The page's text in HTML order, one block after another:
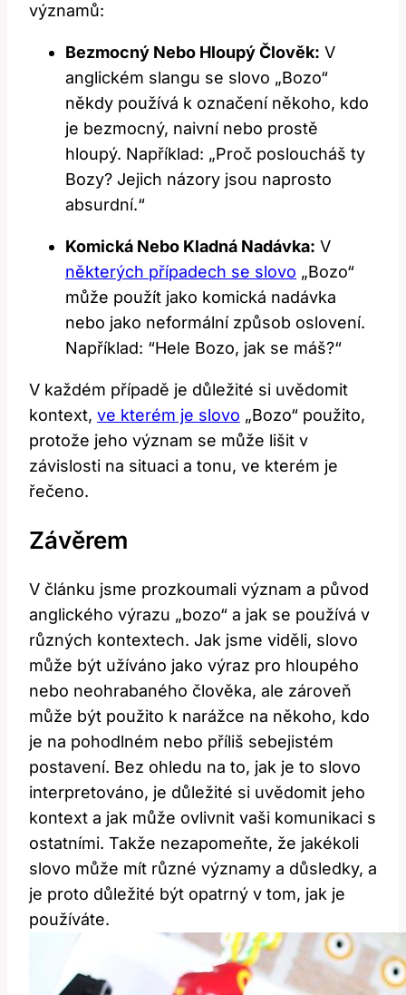
významů:
Bezmocný Nebo Hloupý ‍Člověk: V
⁤anglickém slangu se⁣ slovo⁢ „Bozo“⁣
někdy používá k označení někoho, kdo⁤
je bezmocný, naivní⁣ nebo prostě
hloupý. Například: „Proč posloucháš ty
Bozy? Jejich názory⁤ jsou naprosto
absurdní.“
Komická Nebo Kladná Nadávka: V‍
některých případech se slovo „Bozo“
může použít ‍jako komická nadávka
nebo jako neformální způsob oslovení.
‍Například: ⁣“Hele Bozo, jak ⁣se máš?“
V každém případě je důležité si uvědomit
kontext, ve kterém je slovo „Bozo“ použito,
protože jeho význam ‌se může lišit v
závislosti na situaci a tonu, ve kterém je
řečeno.
Závěrem
V článku jsme prozkoumali význam a původ
anglického výrazu „bozo“ a jak se ⁤používá v
různých kontextech. Jak‍ jsme viděli, slovo
může‍ být‍ užíváno jako výraz pro hloupého
nebo ⁤neohrabaného člověka,‍ ale zároveň⁤
může být použito k⁣ narážce na někoho, kdo
je na pohodlném nebo příliš sebejistém
postavení. Bez⁣ ohledu na to, jak je to slovo
interpretováno,‌ je ‌důležité si uvědomit jeho‍
kontext a ‍jak může ⁣ovlivnit​ vaši⁤ komunikaci s
ostatními. Takže nezapomeňte, že ‌jakékoli
slovo může mít různé významy a důsledky, a
je proto důležité být ‌opatrný​ v tom, jak je
používáte.